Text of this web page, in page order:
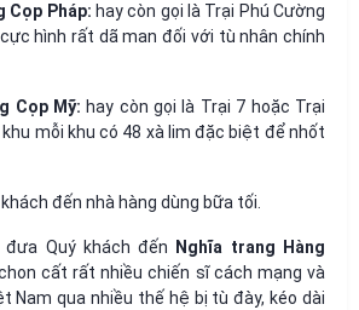
Cọp Pháp: hay còn gọi là Trại Phú Cường
hình rất dã man đối với tù nhân chính
Cọp Mỹ: hay còn gọi là Trại 7 hoặc Trại
khu mỗi khu có 48 xà lim đặc biệt để nhốt
đến nhà hàng dùng bữa tối.
đưa Quý khách đến
Nghĩa trang Hàng
cất rất nhiều chiến sĩ cách mạng và
Nam qua nhiều thế hệ bị tù đày, kéo dài